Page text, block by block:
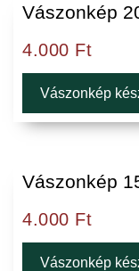
Vászonkép
4.000 Ft
Vászonkép
Vászonkép
4.000 Ft
Vászonkép